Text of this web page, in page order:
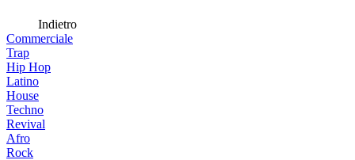
Indietro
Commerciale
Trap
Hip Hop
Latino
House
Techno
Revival
Afro
Rock